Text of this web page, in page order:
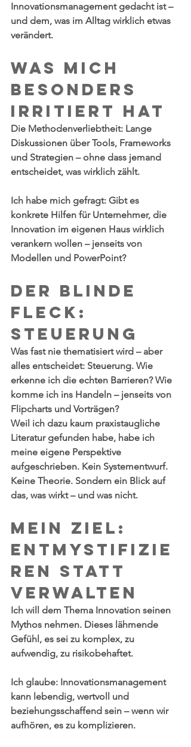
Innovationsmanagement gedacht ist –
und dem, was im Alltag wirklich etwas
verändert.
Was mich
besonders
irritiert hat
Die Methodenverliebtheit: Lange
Diskussionen über Tools, Frameworks
und Strategien – ohne dass jemand
entscheidet, was wirklich zählt.
Ich habe mich gefragt: Gibt es
konkrete Hilfen für Unternehmer, die
Innovation im eigenen Haus wirklich
verankern wollen – jenseits von
Modellen und PowerPoint?
Der blinde
Fleck:
Steuerung
Was fast nie thematisiert wird – aber
alles entscheidet: Steuerung. Wie
erkenne ich die echten Barrieren? Wie
komme ich ins Handeln – jenseits von
Flipcharts und Vorträgen?
Weil ich dazu kaum praxistaugliche
Literatur gefunden habe, habe ich
meine eigene Perspektive
aufgeschrieben. Kein Systementwurf.
Keine Theorie. Sondern ein Blick auf
das, was wirkt – und was nicht.
Mein Ziel:
Entmystifizie
ren statt
verwalten
Ich will dem Thema Innovation seinen
Mythos nehmen. Dieses lähmende
Gefühl, es sei zu komplex, zu
aufwendig, zu risikobehaftet.
Ich glaube: Innovationsmanagement
kann lebendig, wertvoll und
beziehungsschaffend sein – wenn wir
aufhören, es zu komplizieren.